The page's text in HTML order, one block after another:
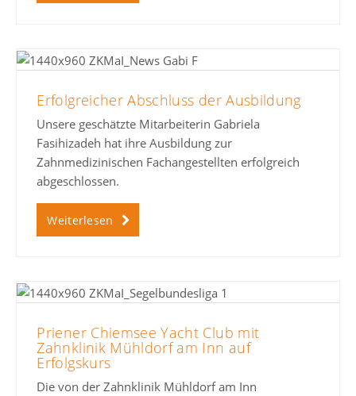
Erfolgreicher Abschluss der Ausbildung
Unsere geschätzte Mitarbeiterin Gabriela
Fasihizadeh hat ihre Ausbildung zur
Zahnmedizinischen Fachangestellten erfolgreich
abgeschlossen.
Weiterlesen
Priener Chiemsee Yacht Club mit
Zahnklinik Mühldorf am Inn auf
Erfolgskurs
Die von der Zahnklinik Mühldorf am Inn